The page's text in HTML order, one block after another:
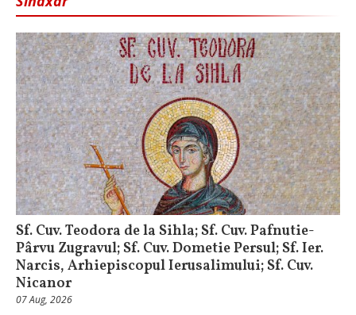
Sf. Cuv. Teodora de la Sihla; Sf. Cuv. Pafnutie-
Pârvu Zugravul; Sf. Cuv. Dometie Persul; Sf. Ier.
Narcis, Arhiepiscopul Ierusalimului; Sf. Cuv.
Nicanor
07 Aug, 2026